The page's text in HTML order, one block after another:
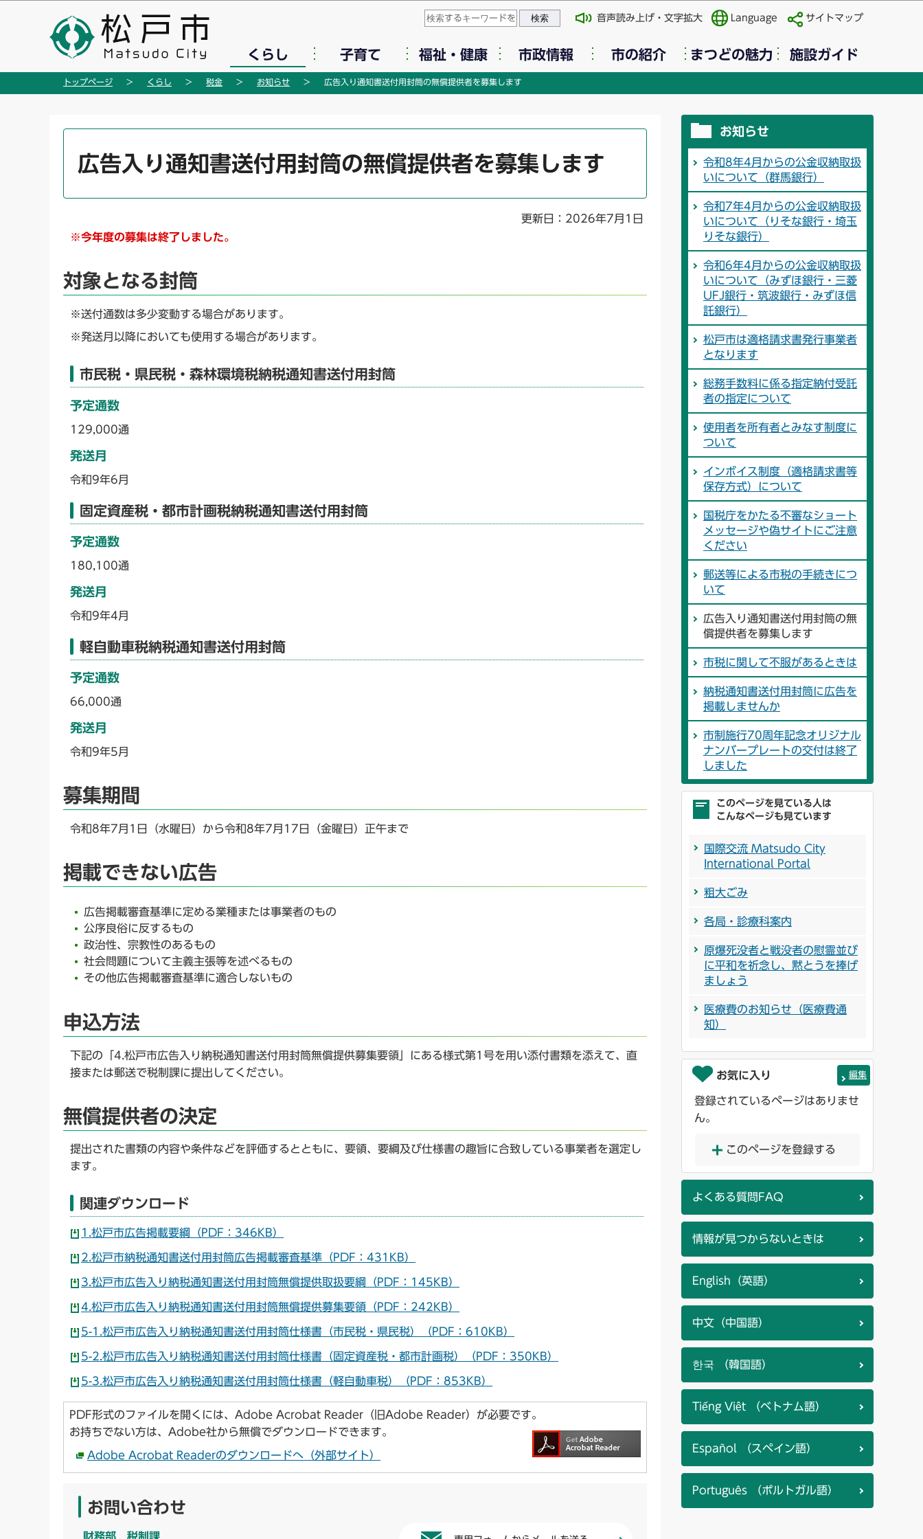
の
このページの本文へ移動
音声読み上げ・文字拡大 Language サイトマップ
くらし 子育て 福祉・健康 市政情報 市の紹介 まつどの魅力 施設ガイド
トップページ くらし 税金 お知らせ 広告入り通知書送付用封筒の無償提供者を募集します
広告入り通知書送付用封筒の無償提供者を募集します
更新日：2026年7月1日
※今年度の募集は終了しました。
対象となる封筒
※送付通数は多少変動する場合があります。
※発送月以降においても使用する場合があります。
市民税・県民税・森林環境税納税通知書送付用封筒
予定通数
129,000通
発送月
令和9年6月
固定資産税・都市計画税納税通知書送付用封筒
予定通数
180,100通
発送月
令和9年4月
軽自動車税納税通知書送付用封筒
予定通数
66,000通
発送月
令和9年5月
募集期間
令和8年7月1日（水曜日）から令和8年7月17日（金曜日）正午まで
掲載できない広告
広告掲載審査基準に定める業種または事業者のもの
公序良俗に反するもの
政治性、宗教性のあるもの
社会問題について主義主張等を述べるもの
その他広告掲載審査基準に適合しないもの
申込方法
下記の「4.松戸市広告入り納税通知書送付用封筒無償提供募集要領」にある様式第1号を用い添付書類を添えて、直
接または郵送で税制課に提出してください。
無償提供者の決定
提出された書類の内容や条件などを評価するとともに、要領、要綱及び仕様書の趣旨に合致している事業者を選定し
ます。
関連ダウンロード
1.松戸市広告掲載要綱（PDF：346KB）
2.松戸市納税通知書送付用封筒広告掲載審査基準（PDF：431KB）
3.松戸市広告入り納税通知書送付用封筒無償提供取扱要綱（PDF：145KB）
4.松戸市広告入り納税通知書送付用封筒無償提供募集要領（PDF：242KB）
5-1.松戸市広告入り納税通知書送付用封筒仕様書（市民税・県民税）（PDF：610KB）
5-2.松戸市広告入り納税通知書送付用封筒仕様書（固定資産税・都市計画税）（PDF：350KB）
5-3.松戸市広告入り納税通知書送付用封筒仕様書（軽自動車税）（PDF：853KB）
PDF形式のファイルを開くには、Adobe Acrobat Reader（旧Adobe Reader）が必要です。
お持ちでない方は、Adobe社から無償でダウンロードできます。
Adobe Acrobat Readerのダウンロードへ（外部サイト）
お問い合わせ
財務部 税制課
お知らせ
令和8年4月からの公金収納取扱
いについて（群馬銀行）
令和7年4月からの公金収納取扱
いについて（りそな銀行・埼玉
りそな銀行）
令和6年4月からの公金収納取扱
いについて（みずほ銀行・三菱
UFJ銀行・筑波銀行・みずほ信
託銀行）
松戸市は適格請求書発行事業者
となります
総務手数料に係る指定納付受託
者の指定について
使用者を所有者とみなす制度に
ついて
インボイス制度（適格請求書等
保存方式）について
国税庁をかたる不審なショート
メッセージや偽サイトにご注意
ください
郵送等による市税の手続きにつ
いて
広告入り通知書送付用封筒の無
償提供者を募集します
市税に関して不服があるときは
納税通知書送付用封筒に広告を
掲載しませんか
市制施行70周年記念オリジナル
ナンバープレートの交付は終了
しました
このページを見ている人は
こんなページも見ています
国際交流 Matsudo City
International Portal
粗大ごみ
各局・診療科案内
原爆死没者と戦没者の慰霊並び
に平和を祈念し、黙とうを捧げ
ましょう
医療費のお知らせ（医療費通
知）
お気に入り 編集
登録されているページはありませ
ん。
このページを登録する
よくある質問FAQ
情報が見つからないときは
English（英語）
中文（中国語）
한국 （韓国語）
Tiếng Việt （ベトナム語）
Español （スペイン語）
Português （ポルトガル語）